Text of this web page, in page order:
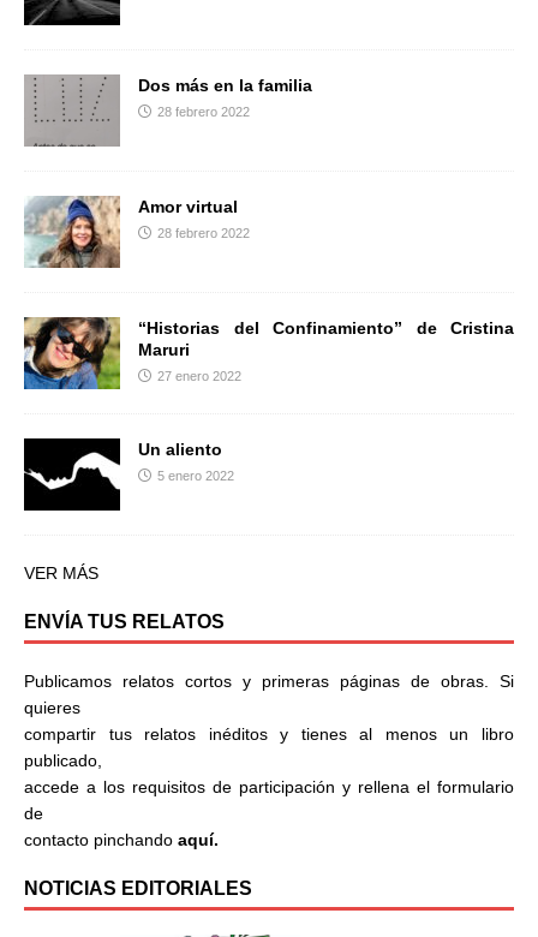
Dos más en la familia
28 febrero 2022
Amor virtual
28 febrero 2022
“Historias del Confinamiento” de Cristina
Maruri
27 enero 2022
Un aliento
5 enero 2022
VER MÁS
ENVÍA TUS RELATOS
Publicamos relatos cortos y primeras páginas de obras. Si
quieres
compartir tus relatos inéditos y tienes al menos un libro
publicado,
accede a los requisitos de participación y rellena el formulario
de
contacto pinchando aquí.
NOTICIAS EDITORIALES